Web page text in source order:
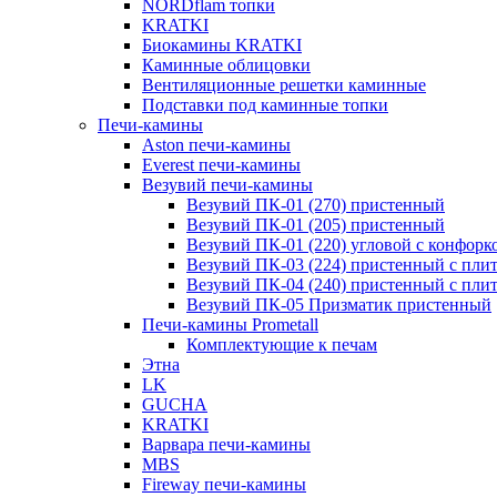
NORDflam топки
KRATKI
Биокамины KRATKI
Каминные облицовки
Вентиляционные решетки каминные
Подставки под каминные топки
Печи-камины
Aston печи-камины
Everest печи-камины
Везувий печи-камины
Везувий ПК-01 (270) пристенный
Везувий ПК-01 (205) пристенный
Везувий ПК-01 (220) угловой с
Везувий ПК-03 (224) пристенный с
Везувий ПК-04 (240) пристенный с
Везувий ПК-05 Призматик пристенный
Печи-камины Prometall
Комплектующие к печам
Этна
LK
GUCHA
KRATKI
Варвара печи-камины
MBS
Fireway печи-камины